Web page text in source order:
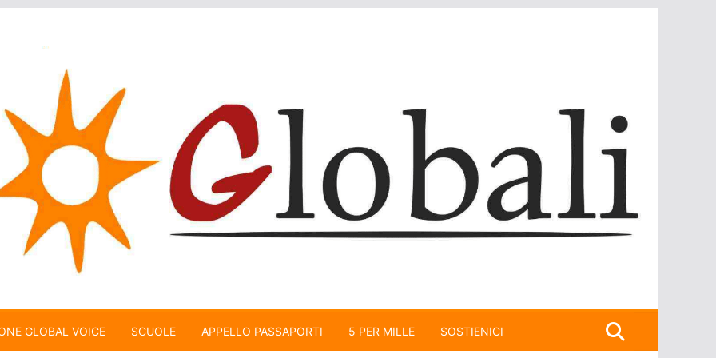
GLOBAL VOICE SCUOLE APPELLO PASSAPORTI 5 PER MILLE SOSTIENICI